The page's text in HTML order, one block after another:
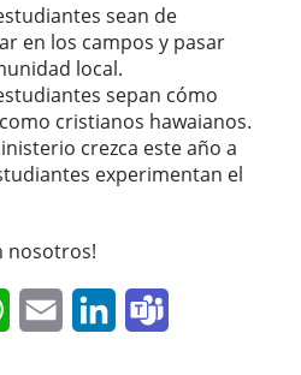
sean de
en los campos y pasar
local.
sepan cómo
cristianos hawaianos.
crezca este año a
experimentan el
nosotros!
WhatsApp
Email LinkedIn